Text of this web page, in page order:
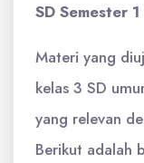
SD Semester 1
Materi yang
kelas 3 SD
yang relevan
Berikut adalah